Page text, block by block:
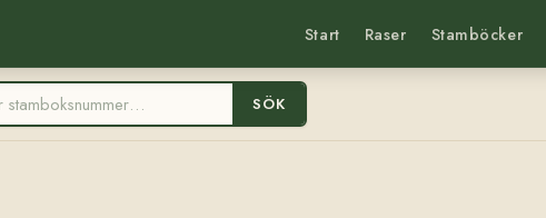
Start Raser Stamböcker
SÖK